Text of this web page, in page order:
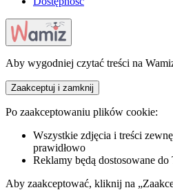
Aby wygodniej czytać treści na
Zaakceptuj i zamknij
Po zaakceptowaniu plików cookie:
Wszystkie zdjęcia i treści
prawidłowo
Reklamy będą dostosowane
Aby zaakceptować, kliknij na